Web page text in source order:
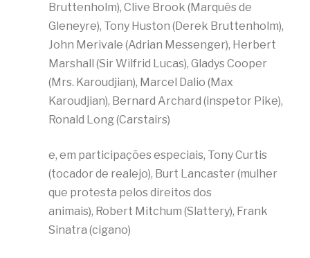
Bruttenholm), Clive Brook (Marquês de
Gleneyre), Tony Huston (Derek Bruttenholm),
John Merivale (Adrian Messenger), Herbert
Marshall (Sir Wilfrid Lucas), Gladys Cooper
(Mrs. Karoudjian), Marcel Dalio (Max
Karoudjian), Bernard Archard (inspetor Pike),
Ronald Long (Carstairs)
e, em participações especiais, Tony Curtis
(tocador de realejo), Burt Lancaster (mulher
que protesta pelos direitos dos
animais), Robert Mitchum (Slattery), Frank
Sinatra (cigano)